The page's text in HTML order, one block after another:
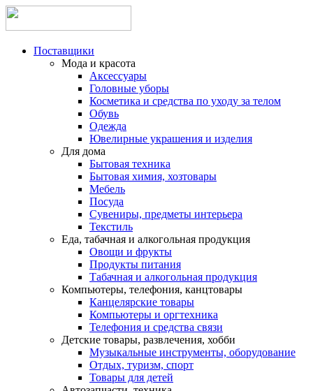
Поставщики
Мода и красота
Аксессуары
Головные уборы
Косметика и средства по уходу за телом
Обувь
Одежда
Ювелирные украшения и изделия
Для дома
Бытовая техника
Бытовая химия, хозтовары
Мебель
Посуда
Сувениры, предметы интерьера
Текстиль
Еда, табачная и алкогольная продукция
Овощи и фрукты
Продукты питания
Табачная и алкогольная продукция
Компьютеры, телефония, канцтовары
Канцелярские товары
Компьютеры и оргтехника
Телефония и средства связи
Детские товары, развлечения, хобби
Музыкальные инструменты, оборудование
Отдых, туризм, спорт
Товары для детей